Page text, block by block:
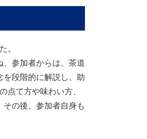
。
参加者からは、茶道
段階的に解説し、助
点て方や味わい方、
の後、参加者自身も